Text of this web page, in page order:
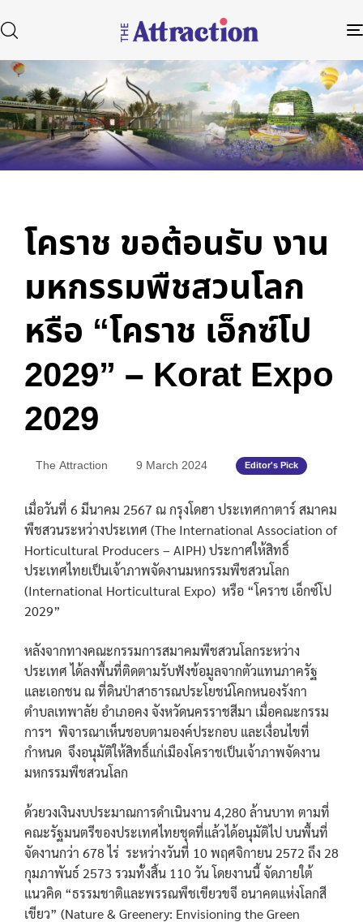
Type and hit enter
โคราช ขอต้อนรับ งาน
มหกรรมพืชสวนโลก
หรือ “โคราช เอ็กซ์โป
2029” – Korat Expo
2029
Author
The Attraction
Published
on:
9 March 2024
Published
in:
Editor's Pick
เมื่อวันที่ 6 มีนาคม 2567 ณ กรุงโดฮา ประเทศกาตาร์ สมาคม
พืชสวนระหว่างประเทศ (The International Association of
Horticultural Producers – AIPH) ประกาศให้สิทธิ์
ประเทศไทยเป็นเจ้าภาพจัดงานมหกรรมพืชสวนโลก
(International Horticultural Expo) หรือ “โคราช เอ็กซ์โป
2029”
หลังจากทางคณะกรรมการสมาคมพืชสวนโลกระหว่าง
ประเทศ ได้ลงพื้นที่ติดตามรับฟังข้อมูลจากตัวแทนภาครัฐ
และเอกชน ณ ที่ดินป่าสาธารณประโยชน์โคกหนองรังกา
ตำบลเทพาลัย อำเภอคง จังหวัดนครราชสีมา เมื่อคณะกรรม
การฯ พิจารณาเห็นชอบตามองค์ประกอบ และเงื่อนไขที่
กำหนด จึงอนุมัติให้สิทธิ์แก่เมืองโคราชเป็นเจ้าภาพจัดงาน
มหกรรมพืชสวนโลก
ด้วยวงเงินงบประมาณการดำเนินงาน 4,280 ล้านบาท ตามที่
คณะรัฐมนตรีของประเทศไทยชุดที่แล้วได้อนุมัติไป บนพื้นที่
จัดงานกว่า 678 ไร่ ระหว่างวันที่ 10 พฤศจิกายน 2572 ถึง 28
กุมภาพันธ์ 2573 รวมทั้งสิ้น 110 วัน โดยงานนี้ จัดภายใต้
แนวคิด “ธรรมชาติและพรรณพืชเขียวขจี อนาคตแห่งโลกสี
เขียว” (Nature & Greenery: Envisioning the Green